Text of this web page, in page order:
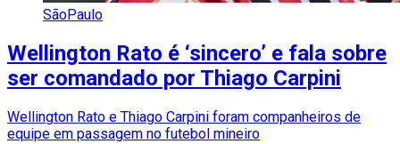
SãoPaulo
Wellington Rato é ‘sincero’ e fala sobre
ser comandado por Thiago Carpini
Wellington Rato e Thiago Carpini foram companheiros de
equipe em passagem no futebol mineiro